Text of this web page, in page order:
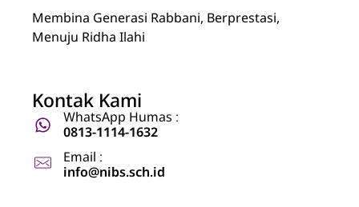
Nuraida Islamic Boarding School
Membina Generasi Rabbani, Berprestasi,
Menuju Ridha Ilahi
Kontak Kami
WhatsApp Humas :
0813-1114-1632
Email :
info@nibs.sch.id